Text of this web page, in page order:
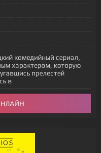
комедийный сериал,
характером, которую
прелестей
в